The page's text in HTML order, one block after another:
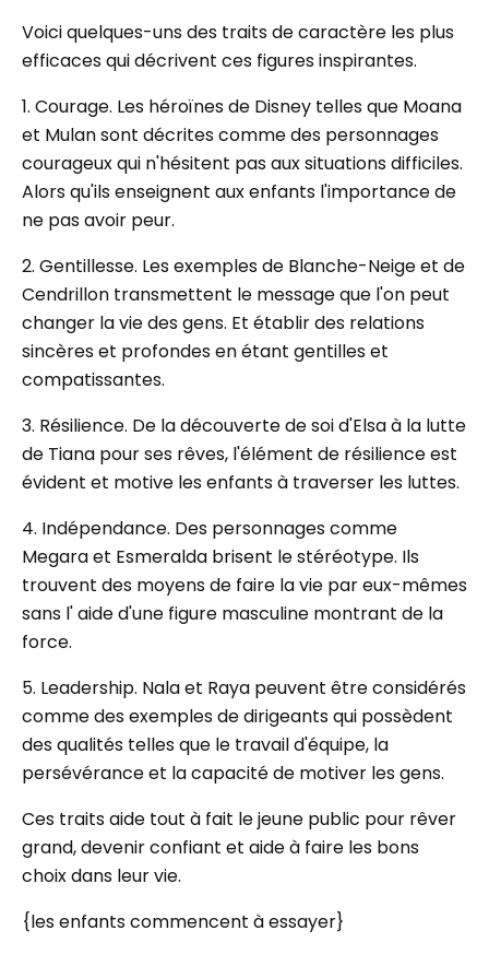
Voici quelques-uns des traits de caractère les plus
efficaces qui décrivent ces figures inspirantes.
1. Courage. Les héroïnes de Disney telles que Moana
et Mulan sont décrites comme des personnages
courageux qui n'hésitent pas aux situations difficiles.
Alors qu'ils enseignent aux enfants l'importance de
ne pas avoir peur.
2. Gentillesse. Les exemples de Blanche-Neige et de
Cendrillon transmettent le message que l'on peut
changer la vie des gens. Et établir des relations
sincères et profondes en étant gentilles et
compatissantes.
3. Résilience. De la découverte de soi d'Elsa à la lutte
de Tiana pour ses rêves, l'élément de résilience est
évident et motive les enfants à traverser les luttes.
4. Indépendance. Des personnages comme
Megara et Esmeralda brisent le stéréotype. Ils
trouvent des moyens de faire la vie par eux-mêmes
sans l' aide d'une figure masculine montrant de la
force.
5. Leadership. Nala et Raya peuvent être considérés
comme des exemples de dirigeants qui possèdent
des qualités telles que le travail d'équipe, la
persévérance et la capacité de motiver les gens.
Ces traits aide tout à fait le jeune public pour rêver
grand, devenir confiant et aide à faire les bons
choix dans leur vie.
{les enfants commencent à essayer}